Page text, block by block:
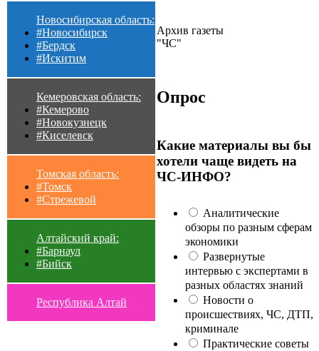
Новосибирская область:
#Новосибирск
#Бердск
#Искитим
Кемеровская область:
#Кемерово
#Новокузнецк
#Киселевск
Томская область:
#Томск
#Стрежевой
Алтайский край:
#Барнаул
#Бийск
Республика Алтай
Архив газеты
"ЧС"
Опрос
Какие материалы вы бы
хотели чаще видеть на
ЧС-ИНФО?
Аналитические
обзоры по разным сферам
экономики
Развернутые
интервью с экспертами в
разных областях знаний
Новости о
происшествиях, ЧС, ДТП,
криминале
Практические советы